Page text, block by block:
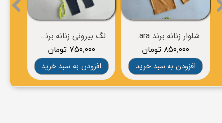
۷۵۰,۰۰۰ تومان
افزودن به سبد خرید
۸۵۰,۰۰۰ تومان
افزودن به سبد خرید